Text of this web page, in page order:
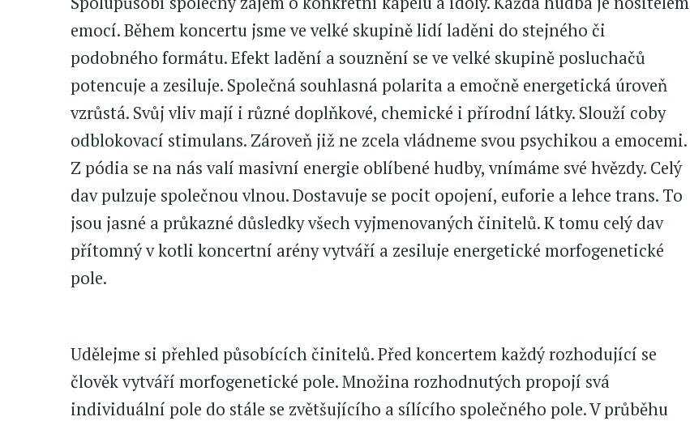
emocí. Během koncertu jsme ve velké skupině lidí laděni do stejného či
podobného formátu. Efekt ladění a souznění se ve velké skupině posluchačů
potencuje a zesiluje. Společná souhlasná polarita a emočně energetická úroveň
vzrůstá. Svůj vliv mají i různé doplňkové, chemické i přírodní látky. Slouží coby
odblokovací stimulans. Zároveň již ne zcela vládneme svou psychikou a emocemi.
Z pódia se na nás valí masivní energie oblíbené hudby, vnímáme své hvězdy. Celý
dav pulzuje společnou vlnou. Dostavuje se pocit opojení, euforie a lehce trans. To
jsou jasné a průkazné důsledky všech vyjmenovaných činitelů. K tomu celý dav
přítomný v kotli koncertní arény vytváří a zesiluje energetické morfogenetické
pole.
Udělejme si přehled působících činitelů. Před koncertem každý rozhodující se
člověk vytváří morfogenetické pole. Množina rozhodnutých propojí svá
individuální pole do stále se zvětšujícího a sílícího společného pole. V průběhu